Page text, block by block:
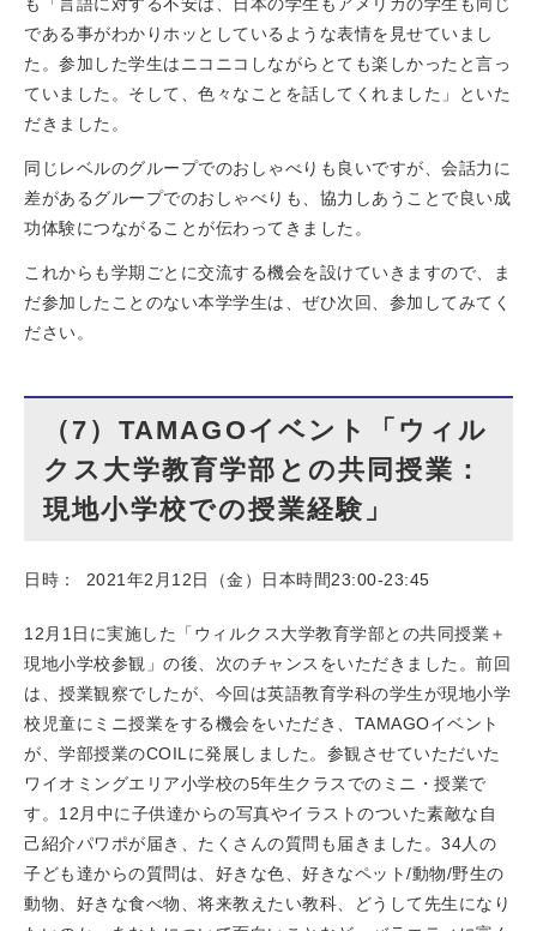
である事がわかりホッとしているような表情を見せていまし
た。参加した学生はニコニコしながらとても楽しかったと言っ
ていました。そして、色々なことを話してくれました」といた
だきました。
同じレベルのグループでのおしゃべりも良いですが、会話力に
差があるグループでのおしゃべりも、協力しあうことで良い成
功体験につながることが伝わってきました。
これからも学期ごとに交流する機会を設けていきますので、ま
だ参加したことのない本学学生は、ぜひ次回、参加してみてく
ださい。
（7）TAMAGOイベント「ウィル
クス大学教育学部との共同授業：
現地小学校での授業経験」
日時： 2021年2月12日（金）日本時間23:00-23:45
12月1日に実施した「ウィルクス大学教育学部との共同授業＋
現地小学校参観」の後、次のチャンスをいただきました。前回
は、授業観察でしたが、今回は英語教育学科の学生が現地小学
校児童にミニ授業をする機会をいただき、TAMAGOイベント
が、学部授業のCOILに発展しました。参観させていただいた
ワイオミングエリア小学校の5年生クラスでのミニ・授業で
す。12月中に子供達からの写真やイラストのついた素敵な自
己紹介パワポが届き、たくさんの質問も届きました。34人の
子ども達からの質問は、好きな色、好きなペット/動物/野生の
動物、好きな食べ物、将来教えたい教科、どうして先生になり